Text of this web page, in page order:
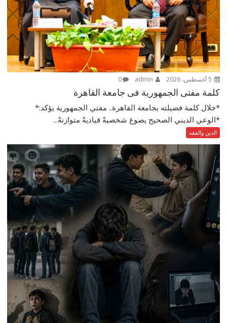
0
كلمة مفتى الجمهورية فى جامعة القاهرة
*خلال كلمة فضيلته بجامعة القاهرة.. مفتي الجمهورية يؤكد:*
*الوعي الديني الصحيح يصوغ شخصيةً قياديةً متوازنةً...
الدين والفقه